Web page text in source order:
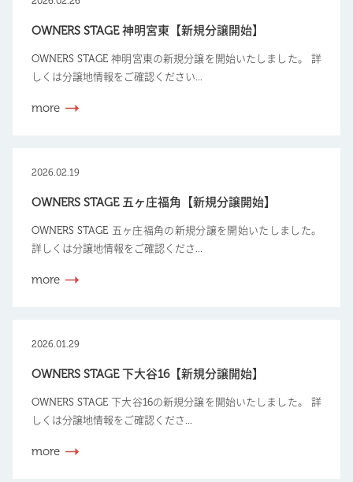
OWNERS STAGE 神明宮東【新規分譲開始】
OWNERS STAGE 神明宮東の新規分譲を開始いたしました。 詳
しくは分譲地情報をご確認ください...
more
2026.02.19
OWNERS STAGE 五ヶ庄福角【新規分譲開始】
OWNERS STAGE 五ヶ庄福角の新規分譲を開始いたしました。
詳しくは分譲地情報をご確認くださ...
more
2026.01.29
OWNERS STAGE 下大谷16【新規分譲開始】
OWNERS STAGE 下大谷16の新規分譲を開始いたしました。 詳
しくは分譲地情報をご確認くださ...
more